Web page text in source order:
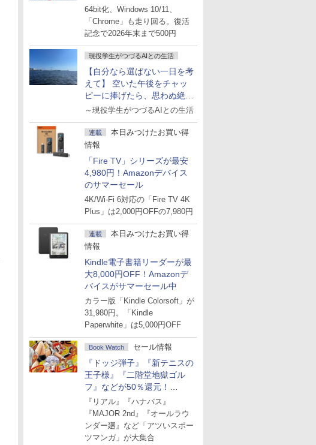
64bit化、Windows 10/11、
「Chrome」も走り回る。復活
記念で2026年末まで500円
現役学生がつづるAIとの生活
【自分なら選ばない一日を考
えて】 空いた午後をチャッ
ピーに捧げたら、思わぬ絶景
に出会った話
～現役学生がつづるAIとの生活
連載
本日みつけたお買い得
情報
「Fire TV」シリーズが最安
4,980円！Amazonデバイス
のサマーセール
4K/Wi-Fi 6対応の「Fire TV 4K
Plus」は2,000円OFFの7,980円
連載
本日みつけたお買い得
情報
Kindle電子書籍リーダーが最
大8,000円OFF！Amazonデ
バイスがサマーセール中
カラー版「Kindle Colorsoft」が
31,980円。「Kindle
Paperwhite」は5,000円OFF
Book Watch セール情報
『ドッジ弾子』『新テニスの
王子様』『二階堂地獄ゴル
フ』などが50％還元！
Amazonマンガ週末セール
『リアル』『ハナバス』
『MAJOR 2nd』『オールラウ
ンダー廻』など「アツいスポー
ツマンガ」が大集合